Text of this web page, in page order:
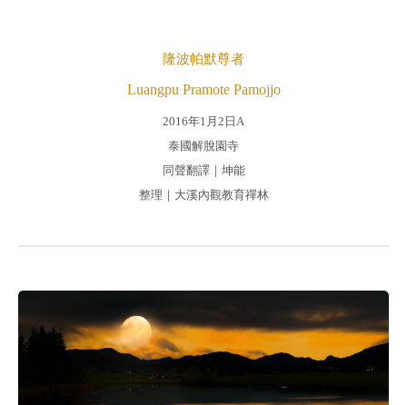
隆波帕默尊者
Luangpu Pramote Pamojjo
2016年1月2日A
泰國解脫園寺
同聲翻譯｜坤能
整理｜大溪內觀教育禪林